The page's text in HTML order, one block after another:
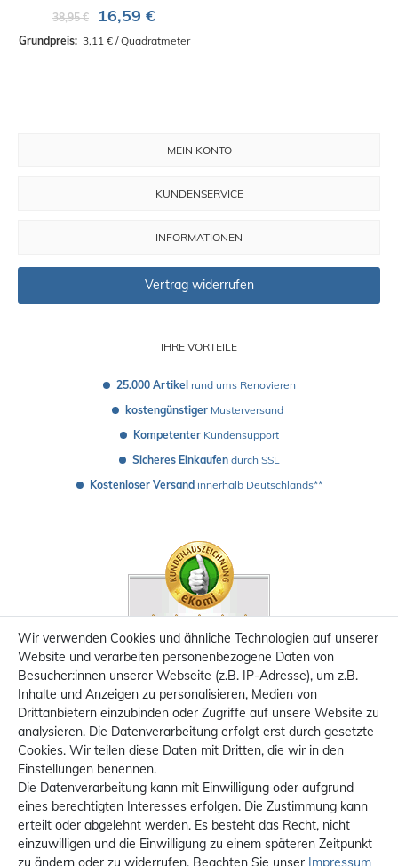
38,95 €
16,59 €
Grundpreis: 3,11 € / Quadratmeter
IHRE VORTEILE
25.000 Artikel rund ums Renovieren
kostengünstiger Musterversand
Kompetenter Kundensupport
Sicheres Einkaufen durch SSL
Kostenloser Versand innerhalb Deutschlands**
MEIN KONTO
KUNDENSERVICE
INFORMATIONEN
Vertrag widerrufen
Wir verwenden Cookies und ähnliche Technologien auf unserer
Website und verarbeiten personenbezogene Daten von
Besucher:innen unserer Webseite (z.B. IP-Adresse), um z.B.
Inhalte und Anzeigen zu personalisieren, Medien von
Drittanbietern einzubinden oder Zugriffe auf unsere Website zu
analysieren. Die Datenverarbeitung erfolgt erst durch gesetzte
Cookies. Wir teilen diese Daten mit Dritten, die wir in den
Einstellungen benennen.
Die Datenverarbeitung kann mit Einwilligung oder aufgrund
eines berechtigten Interesses erfolgen. Die Zustimmung kann
erteilt oder abgelehnt werden. Es besteht das Recht, nicht
einzuwilligen und die Einwilligung zu einem späteren Zeitpunkt
zu ändern oder zu widerrufen. Beachten Sie unser Impressum